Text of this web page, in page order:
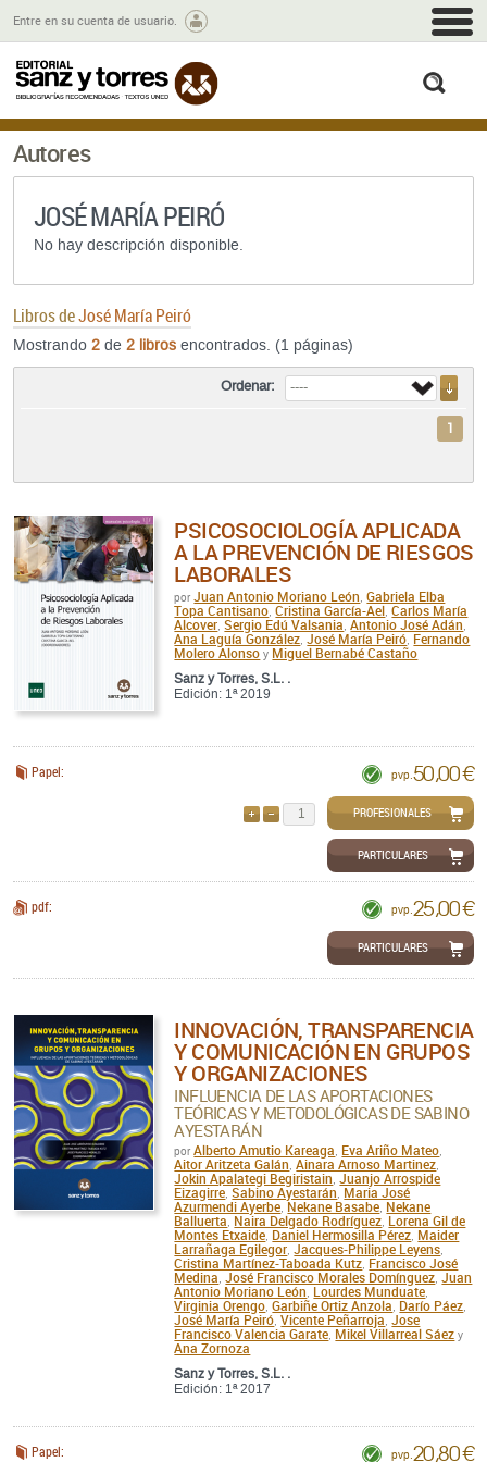
Entre en su cuenta de usuario.
Autores
JOSÉ MARÍA PEIRÓ
No hay descripción disponible.
Libros deJosé María Peiró
Mostrando 2 de 2 libros encontrados. (1 páginas)
Ordenar:
1
PSICOSOCIOLOGÍA APLICADA
A LA PREVENCIÓN DE RIESGOS
LABORALES
por Juan Antonio Moriano León ,Gabriela Elba
Topa Cantisano ,Cristina García-Ael ,Carlos María
Alcover ,Sergio Edú Valsania Antonio José Adán
Ana Laguía González José María Peiró Fernando
Molero Alonso y Miguel Bernabé Castaño
Sanz y Torres, S.L. .
Edición: 1ª 2019
Papel: pvp. 50,00 €
QUITARPROFESIONALES
PARTICULARES
pdf: pvp. 25,00 €
PARTICULARES
INNOVACIÓN, TRANSPARENCIA
Y COMUNICACIÓN EN GRUPOS
Y ORGANIZACIONES
INFLUENCIA DE LAS APORTACIONES
TEÓRICAS Y METODOLÓGICAS DE SABINO
AYESTARÁN
porAlberto Amutio Kareaga Eva Ariño Mateo
Aitor Aritzeta Galán ,Ainara Arnoso Martinez
Jokin Apalategi Begiristain ,Juanjo Arrospide
Eizagirre ,Sabino Ayestarán Maria José
Azurmendi Ayerbe Nekane Basabe Nekane
Balluerta Naira Delgado Rodríguez Lorena Gil de
Montes Etxaide Daniel Hermosilla Pérez Maider
Larrañaga Egilegor ,Jacques-Philippe Leyens
Cristina Martínez-Taboada Kutz Francisco José
Medina ,José Francisco Morales Domínguez ,Juan
Antonio Moriano León Lourdes Munduate
Virginia Orengo ,Garbiñe Ortiz Anzola Darío Páez
José María Peiró ,Vicente Peñarroja ,Jose
Francisco Valencia Garate Mikel Villarreal Sáez y
Ana Zornoza
Sanz y Torres, S.L. .
Edición: 1ª 2017
Papel: pvp. 20,80 €